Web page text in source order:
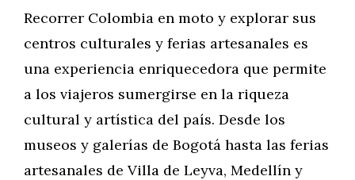
Recorrer Colombia en moto y explorar sus
centros culturales y ferias artesanales es
una experiencia enriquecedora que permite
a los viajeros sumergirse en la riqueza
cultural y artística del país. Desde los
museos y galerías de Bogotá hasta las ferias
artesanales de Villa de Leyva, Medellín y